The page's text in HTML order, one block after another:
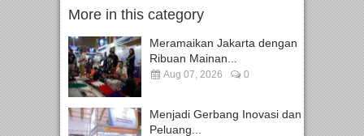
More in this category
Meramaikan Jakarta dengan
Ribuan Mainan...
Aug 07, 2026 0
Menjadi Gerbang Inovasi dan
Peluang...